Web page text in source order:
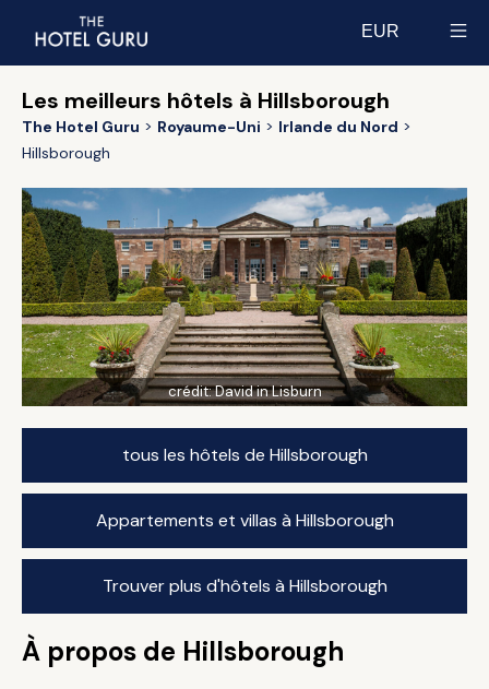
EUR
Les meilleurs hôtels à Hillsborough
The Hotel Guru Royaume-Uni
Irlande du Nord
Hillsborough
crédit:David in Lisburn
tous les hôtels de Hillsborough
Appartements et villas à Hillsborough
Trouver plus d'hôtels à Hillsborough
À propos de Hillsborough